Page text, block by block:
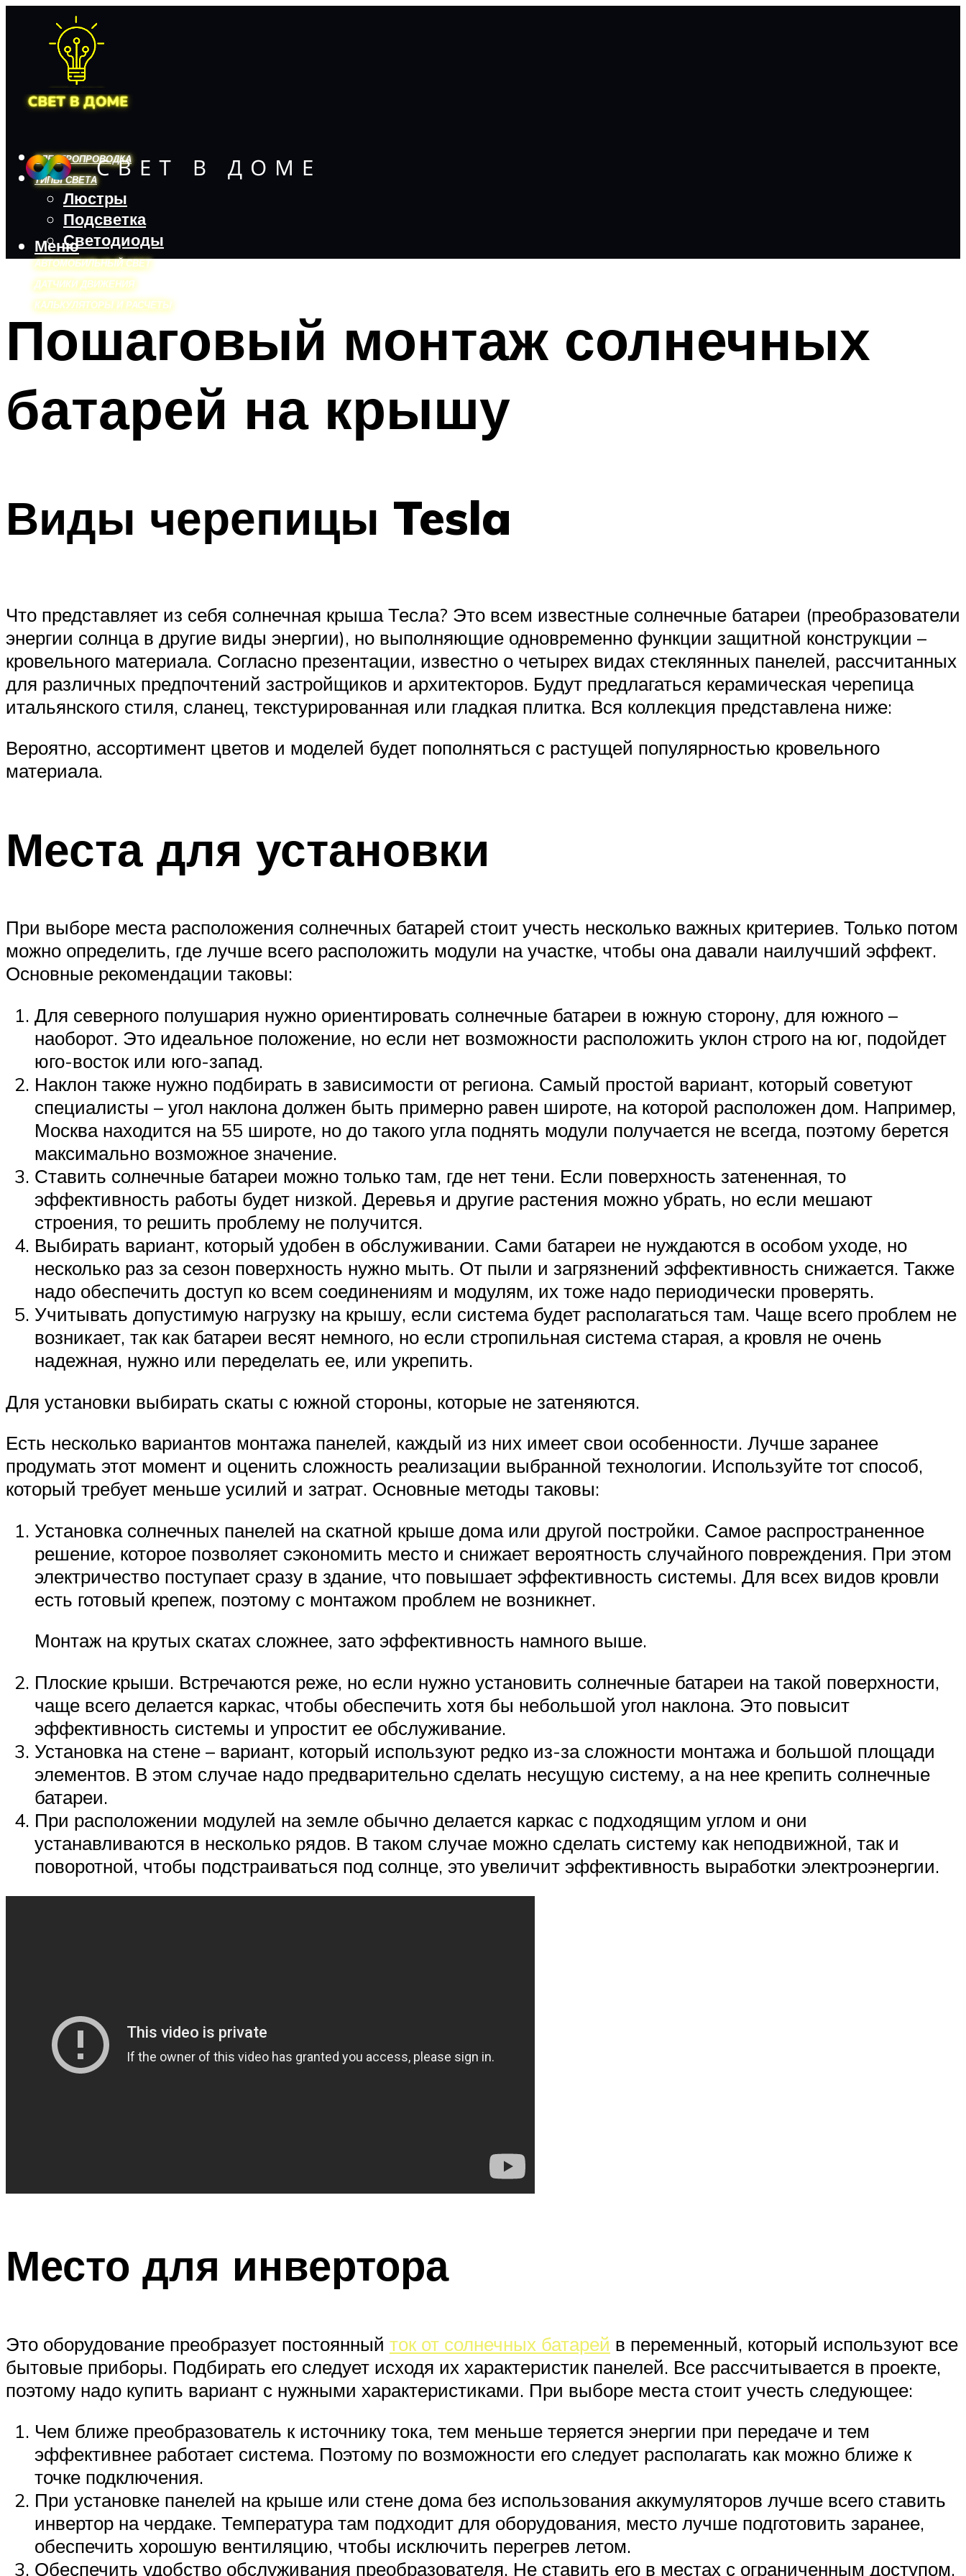
ЭЛЕКТРОПРОВОДКА
ТИПЫ СВЕТА
Люстры
Подсветка
Светодиоды
АВТОМОБИЛЬНЫЙ СВЕТ
ДАТЧИКИ ДВИЖЕНИЯ
КАЛЬКУЛЯТОРЫ И РАСЧЕТЫ
Меню
Меню
Пошаговый монтаж солнечных
батарей на крышу
Виды черепицы Tesla
Что представляет из себя солнечная крыша Тесла? Это всем известные солнечные батареи (преобразователи
энергии солнца в другие виды энергии), но выполняющие одновременно функции защитной конструкции –
кровельного материала. Согласно презентации, известно о четырех видах стеклянных панелей, рассчитанных
для различных предпочтений застройщиков и архитекторов. Будут предлагаться керамическая черепица
итальянского стиля, сланец, текстурированная или гладкая плитка. Вся коллекция представлена ниже:
Вероятно, ассортимент цветов и моделей будет пополняться с растущей популярностью кровельного
материала.
Места для установки
При выборе места расположения солнечных батарей стоит учесть несколько важных критериев. Только потом
можно определить, где лучше всего расположить модули на участке, чтобы она давали наилучший эффект.
Основные рекомендации таковы:
Для северного полушария нужно ориентировать солнечные батареи в южную сторону, для южного –
наоборот. Это идеальное положение, но если нет возможности расположить уклон строго на юг, подойдет
юго-восток или юго-запад.
Наклон также нужно подбирать в зависимости от региона. Самый простой вариант, который советуют
специалисты – угол наклона должен быть примерно равен широте, на которой расположен дом. Например,
Москва находится на 55 широте, но до такого угла поднять модули получается не всегда, поэтому берется
максимально возможное значение.
Ставить солнечные батареи можно только там, где нет тени. Если поверхность затененная, то
эффективность работы будет низкой. Деревья и другие растения можно убрать, но если мешают
строения, то решить проблему не получится.
Выбирать вариант, который удобен в обслуживании. Сами батареи не нуждаются в особом уходе, но
несколько раз за сезон поверхность нужно мыть. От пыли и загрязнений эффективность снижается. Также
надо обеспечить доступ ко всем соединениям и модулям, их тоже надо периодически проверять.
Учитывать допустимую нагрузку на крышу, если система будет располагаться там. Чаще всего проблем не
возникает, так как батареи весят немного, но если стропильная система старая, а кровля не очень
надежная, нужно или переделать ее, или укрепить.
Для установки выбирать скаты с южной стороны, которые не затеняются.
Есть несколько вариантов монтажа панелей, каждый из них имеет свои особенности. Лучше заранее
продумать этот момент и оценить сложность реализации выбранной технологии. Используйте тот способ,
который требует меньше усилий и затрат. Основные методы таковы:
Установка солнечных панелей на скатной крыше дома или другой постройки. Самое распространенное
решение, которое позволяет сэкономить место и снижает вероятность случайного повреждения. При этом
электричество поступает сразу в здание, что повышает эффективность системы. Для всех видов кровли
есть готовый крепеж, поэтому с монтажом проблем не возникнет.
Монтаж на крутых скатах сложнее, зато эффективность намного выше.
Плоские крыши. Встречаются реже, но если нужно установить солнечные батареи на такой поверхности,
чаще всего делается каркас, чтобы обеспечить хотя бы небольшой угол наклона. Это повысит
эффективность системы и упростит ее обслуживание.
Установка на стене – вариант, который используют редко из-за сложности монтажа и большой площади
элементов. В этом случае надо предварительно сделать несущую систему, а на нее крепить солнечные
батареи.
При расположении модулей на земле обычно делается каркас с подходящим углом и они
устанавливаются в несколько рядов. В таком случае можно сделать систему как неподвижной, так и
поворотной, чтобы подстраиваться под солнце, это увеличит эффективность выработки электроэнергии.
Место для инвертора
Это оборудование преобразует постоянный ток от солнечных батарей в переменный, который используют все
бытовые приборы. Подбирать его следует исходя их характеристик панелей. Все рассчитывается в проекте,
поэтому надо купить вариант с нужными характеристиками. При выборе места стоит учесть следующее:
Чем ближе преобразователь к источнику тока, тем меньше теряется энергии при передаче и тем
эффективнее работает система. Поэтому по возможности его следует располагать как можно ближе к
точке подключения.
При установке панелей на крыше или стене дома без использования аккумуляторов лучше всего ставить
инвертор на чердаке. Температура там подходит для оборудования, место лучше подготовить заранее,
обеспечить хорошую вентиляцию, чтобы исключить перегрев летом.
Обеспечить удобство обслуживания преобразователя. Не ставить его в местах с ограниченным доступом,